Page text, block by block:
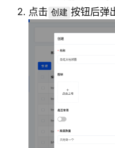
点击 创建 按钮后弹